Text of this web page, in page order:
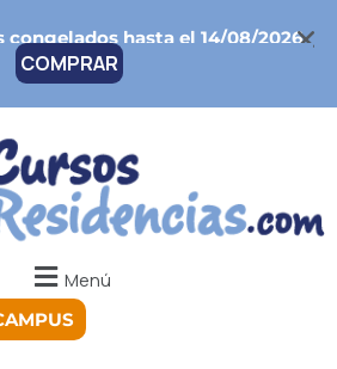
congelados hasta el 14/08/2026
COMPRAR
Menú